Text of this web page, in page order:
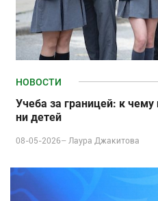
НОВОСТИ
Учеба за границей: к чему
ни детей
08-05-2026–Лаура Джакитова